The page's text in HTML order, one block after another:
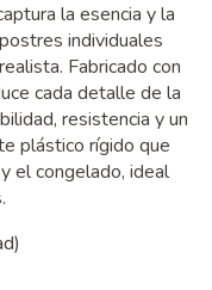
la esencia y la
individuales
Fabricado con
cada detalle de la
resistencia y un
plástico rígido que
el congelado, ideal